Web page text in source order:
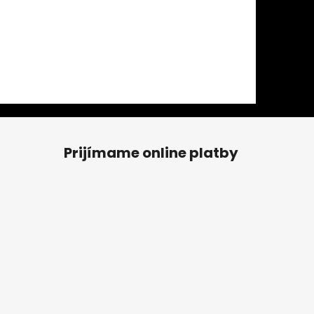
Prijímame online platby